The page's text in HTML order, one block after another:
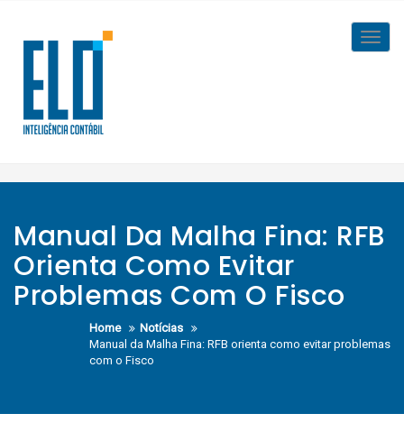
content
Manual Da Malha Fina: RFB
Orienta Como Evitar
Problemas Com O Fisco
Home
Notícias
Manual da Malha Fina: RFB orienta como evitar problemas
com o Fisco